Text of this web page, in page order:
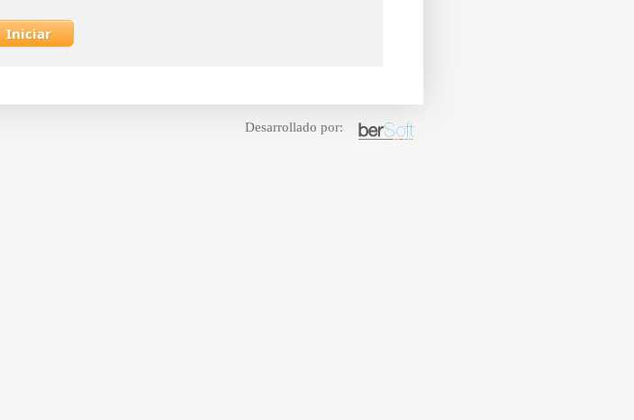
Desarrollado por: